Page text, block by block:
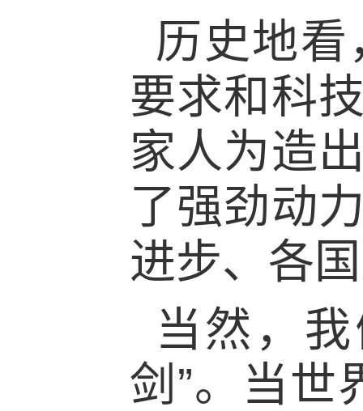
历史地
要求和科
家人为造
了强劲动
进步、各
当然，
剑”。当世